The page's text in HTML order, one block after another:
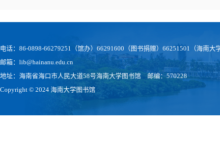
电话：86-0898-66279251（馆办）66291600（图书捐赠）66251501（海南大
邮箱：lib@hainanu.edu.cn
地址：海南省海口市人民大道58号海南大学图书馆 邮编：570228
Copyright © 2024 海南大学图书馆